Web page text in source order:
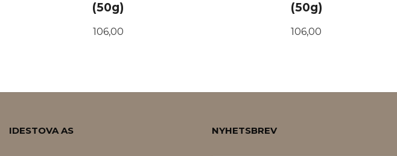
(50g)
Pris
106,00
(50g)
Pris
106,00
IDESTOVA AS NYHETSBREV